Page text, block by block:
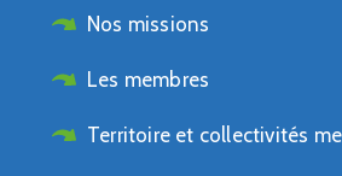
Nos missions
Les membres
Territoire et collectivités